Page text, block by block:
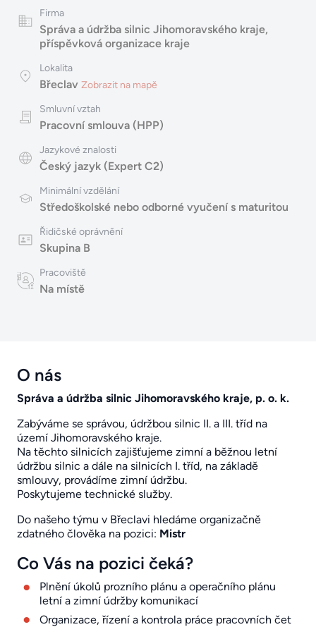
Firma
Správa a údržba silnic Jihomoravského kraje,
příspěvková organizace kraje
Lokalita
Břeclav Zobrazit na mapě
Smluvní vztah
Pracovní smlouva (HPP)
Jazykové znalosti
Český jazyk (Expert C2)
Minimální vzdělání
Středoškolské nebo odborné vyučení s maturitou
Řidičské oprávnění
Skupina B
Pracoviště
Na místě
O nás
Správa a údržba silnic Jihomoravského kraje, p. o. k.
Zabýváme se správou, údržbou silnic II. a III. tříd na
území Jihomoravského kraje.
Na těchto silnicích zajišťujeme zimní a běžnou letní
údržbu silnic a dále na silnicích I. tříd, na základě
smlouvy, provádíme zimní údržbu.
Poskytujeme technické služby.
Do našeho týmu v Břeclavi hledáme organizačně
zdatného člověka na pozici: Mistr
Co Vás na pozici čeká?
Plnění úkolů prozního plánu a operačního plánu
letní a zimní údržby komunikací
Organizace, řízení a kontrola práce pracovních čet